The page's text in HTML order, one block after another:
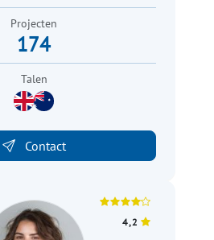
Projecten
174
Talen
Contact
4,2